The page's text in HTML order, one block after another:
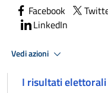
Facebook
LinkedIn
Vedi azioni
I risultati